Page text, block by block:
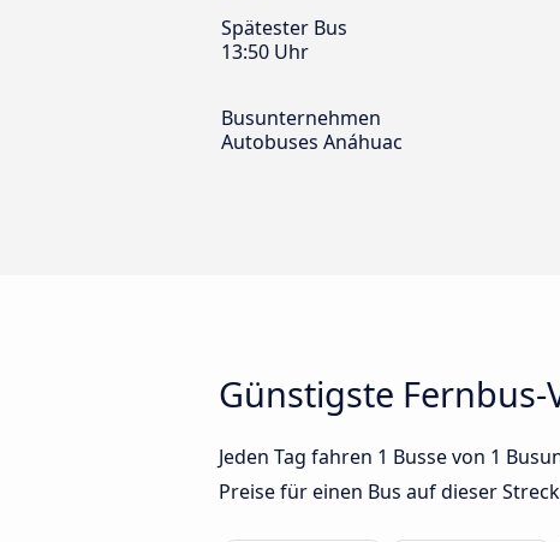
Spätester Bus
13:50 Uhr
Busunternehmen
Autobuses Anáhuac
Günstigste Fernbus-
Jeden Tag fahren 1 Busse von 1
Preise für einen Bus auf dieser